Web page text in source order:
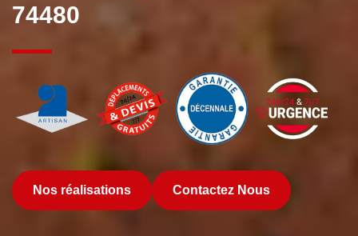
74480
Nos réalisations Contactez Nous